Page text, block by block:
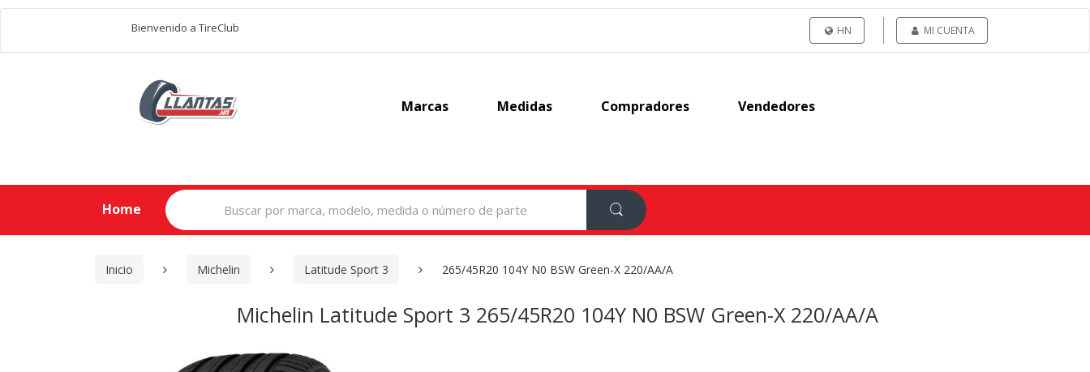
Bienvenido a TireClub HN MI CUENTA
Marcas Medidas Compradores Vendedores
Home
Search
for:
Inicio Michelin Latitude Sport 3 265/45R20 104Y N0 BSW Green-X 220/AA/A
Michelin Latitude Sport 3 265/45R20 104Y N0 BSW Green-X 220/AA/A